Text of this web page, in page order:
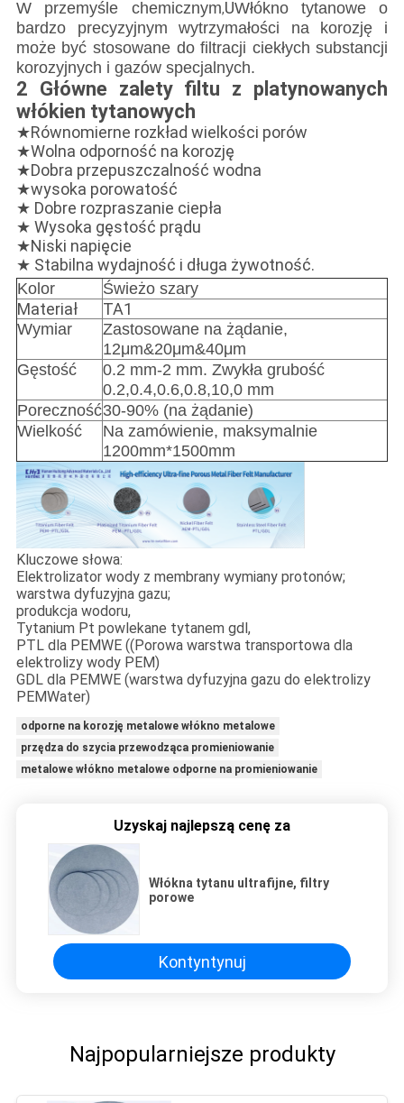
W przemyśle chemicznym,UWłókno tytanowe o
bardzo precyzyjnym wytrzymałości na korozję i
może być stosowane do filtracji ciekłych substancji
korozyjnych i gazów specjalnych.
2 Główne zalety filtu z platynowanych
włókien tytanowych
★Równomierne rozkład wielkości porów
★Wolna odporność na korozję
★Dobra przepuszczalność wodna
★wysoka porowatość
★ Dobre rozpraszanie ciepła
★ Wysoka gęstość prądu
★Niski napięcie
★ Stabilna wydajność i długa żywotność.
Kolor Świeżo szary
Materiał TA1
Wymiar
Zastosowane na żądanie,
12μm&20μm&40μm
Gęstość
0.2 mm-2 mm. Zwykła grubość
0.2,0.4,0.6,0.8,10,0 mm
Poreczność30-90% (na żądanie)
Wielkość
Na zamówienie, maksymalnie
1200mm*1500mm
Kluczowe słowa:
Elektrolizator wody z membrany wymiany protonów;
warstwa dyfuzyjna gazu;
produkcja wodoru,
Tytanium Pt powlekane tytanem gdl,
PTL dla PEMWE ((Porowa warstwa transportowa dla
elektrolizy wody PEM)
GDL dla PEMWE (warstwa dyfuzyjna gazu do elektrolizy
PEMWater)
odporne na korozję metalowe włókno metalowe
przędza do szycia przewodząca promieniowanie
metalowe włókno metalowe odporne na promieniowanie
Uzyskaj najlepszą cenę za
Włókna tytanu ultrafijne, filtry
porowe
Kontyntynuj
Najpopularniejsze produkty